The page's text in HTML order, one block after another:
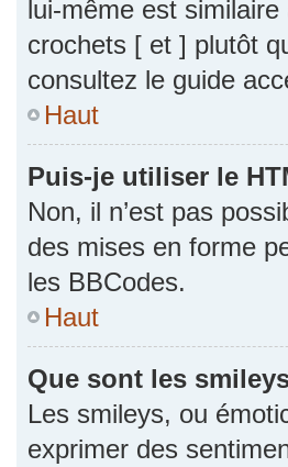
lui-même est
crochets [ et ] plutôt
consultez le guide
Haut
Puis-je utiliser le
Non, il n’est pas
des mises en forme
les BBCodes.
Haut
Que sont les
Les smileys, ou
exprimer des